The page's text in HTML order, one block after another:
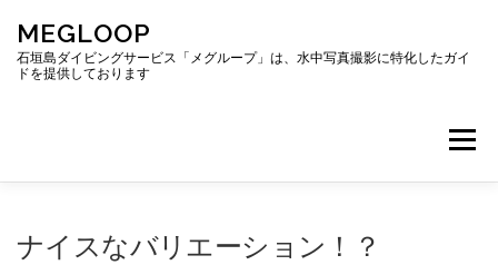
ッ
MEGLOOP
石垣島ダイビングサービス「メグループ」は、水中写真撮影に特化したガイ
ドを提供しております
メニュー
ナイスなバリエーション！？